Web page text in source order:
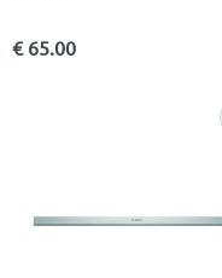
€ 65.00